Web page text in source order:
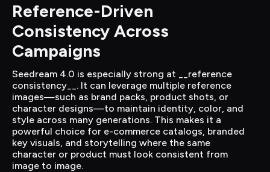
Reference-Driven
Consistency Across
Campaigns
Seedream 4.0 is especially strong at __reference
consistency__. It can leverage multiple reference
images—such as brand packs, product shots, or
character designs—to maintain identity, color, and
style across many generations. This makes it a
powerful choice for e-commerce catalogs, branded
key visuals, and storytelling where the same
character or product must look consistent from
image to image.